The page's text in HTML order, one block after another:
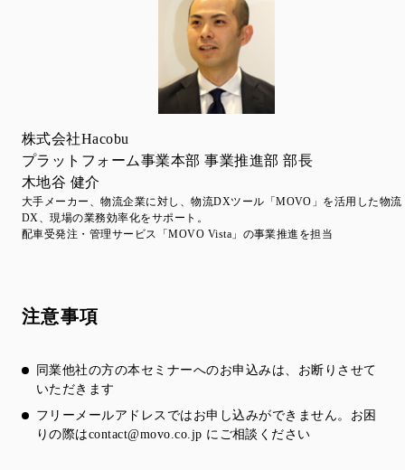
株式会社Hacobu
プラットフォーム事業本部 事業推進部 部長
木地谷 健介
大手メーカー、物流企業に対し、物流DXツール「MOVO」を活用した物流
DX、現場の業務効率化をサポート。
配車受発注・管理サービス「MOVO Vista」の事業推進を担当
注意事項
同業他社の方の本セミナーへのお申込みは、お断りさせて
いただきます
フリーメールアドレスではお申し込みができません。お困
りの際はcontact@movo.co.jp にご相談ください